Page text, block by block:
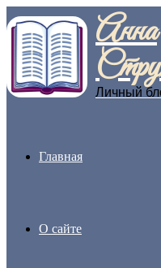
Menu
Анна
Личный
Главная
О сайте